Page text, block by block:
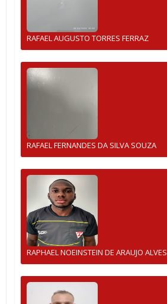
RAFAEL AUGUSTO TORRES FERRAZ
RAFAEL FERNANDES DA SILVA SOUZA
RAPHAEL NOEINSTEIN DE ARAUJO ALVES